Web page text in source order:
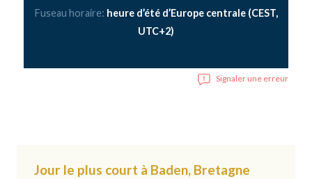
Fuseau horaire: heure d’été d’Europe centrale (CEST,
UTC+2)
Signaler une erreur
Jour le plus court à Baden, Bretagne